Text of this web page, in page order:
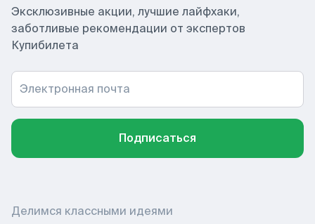
Эксклюзивные акции, лучшие лайфхаки,
заботливые рекомендации от экспертов
Купибилета
Электронная почта
Подписаться
Делимся классными идеями